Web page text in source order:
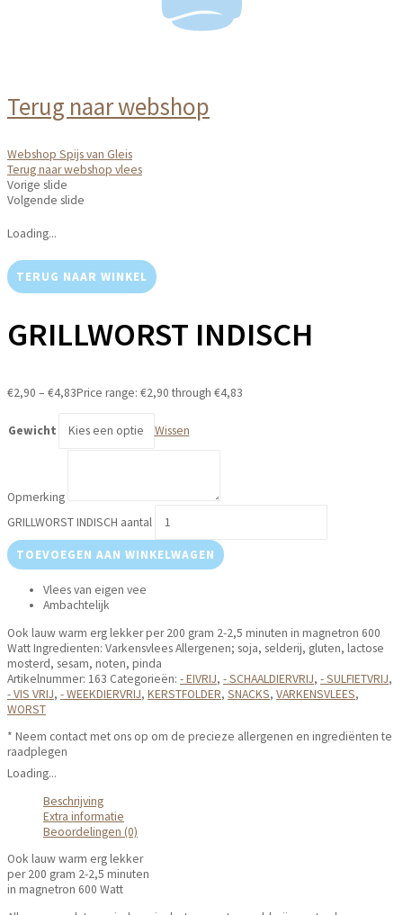
Terug naar webshop
Webshop Spijs van Gleis
Terug naar webshop vlees
Vorige slide
Volgende slide
Loading...
TERUG NAAR WINKEL
GRILLWORST INDISCH
€2,90 – €4,83Price range: €2,90 through €4,83
Gewicht Wissen
Opmerking
GRILLWORST INDISCH aantal
TOEVOEGEN AAN WINKELWAGEN
Vlees van eigen vee
Ambachtelijk
Ook lauw warm erg lekker per 200 gram 2-2,5 minuten in magnetron 600
Watt Ingredienten: Varkensvlees Allergenen; soja, selderij, gluten, lactose
mosterd, sesam, noten, pinda
Artikelnummer: 163 Categorieën: - EIVRIJ, - SCHAALDIERVRIJ, - SULFIETVRIJ,
- VIS VRIJ, - WEEKDIERVRIJ, KERSTFOLDER, SNACKS, VARKENSVLEES,
WORST
* Neem contact met ons op om de precieze allergenen en ingrediënten te
raadplegen
Loading...
Beschrijving
Extra informatie
Beoordelingen (0)
Ook lauw warm erg lekker
per 200 gram 2-2,5 minuten
in magnetron 600 Watt